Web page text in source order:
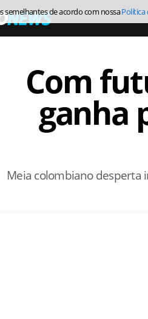
Com
ganha
Meia colombiano desperta
semelhantes de acordo com nossaPolítica